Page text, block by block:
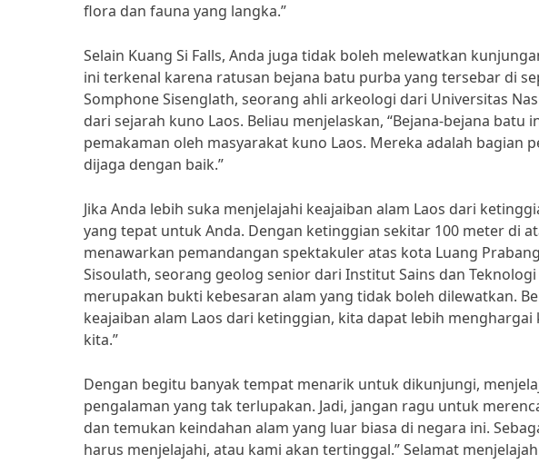
flora dan fauna yang langka.”
Selain Kuang Si Falls, Anda juga tidak boleh melewatkan
ini terkenal karena ratusan bejana batu purba yang tersebar di
Somphone Sisenglath, seorang ahli arkeologi dari Universitas
dari sejarah kuno Laos. Beliau menjelaskan, “Bejana-bejana
pemakaman oleh masyarakat kuno Laos. Mereka adalah bagian
dijaga dengan baik.”
Jika Anda lebih suka menjelajahi keajaiban alam Laos dari
yang tepat untuk Anda. Dengan ketinggian sekitar 100 meter di
menawarkan pemandangan spektakuler atas kota Luang
Sisoulath, seorang geolog senior dari Institut Sains dan
merupakan bukti kebesaran alam yang tidak boleh dilewatkan.
keajaiban alam Laos dari ketinggian, kita dapat lebih
kita.”
Dengan begitu banyak tempat menarik untuk dikunjungi,
pengalaman yang tak terlupakan. Jadi, jangan ragu untuk
dan temukan keindahan alam yang luar biasa di negara ini.
harus menjelajahi, atau kami akan tertinggal.” Selamat